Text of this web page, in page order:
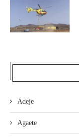
Adeje
Agaete